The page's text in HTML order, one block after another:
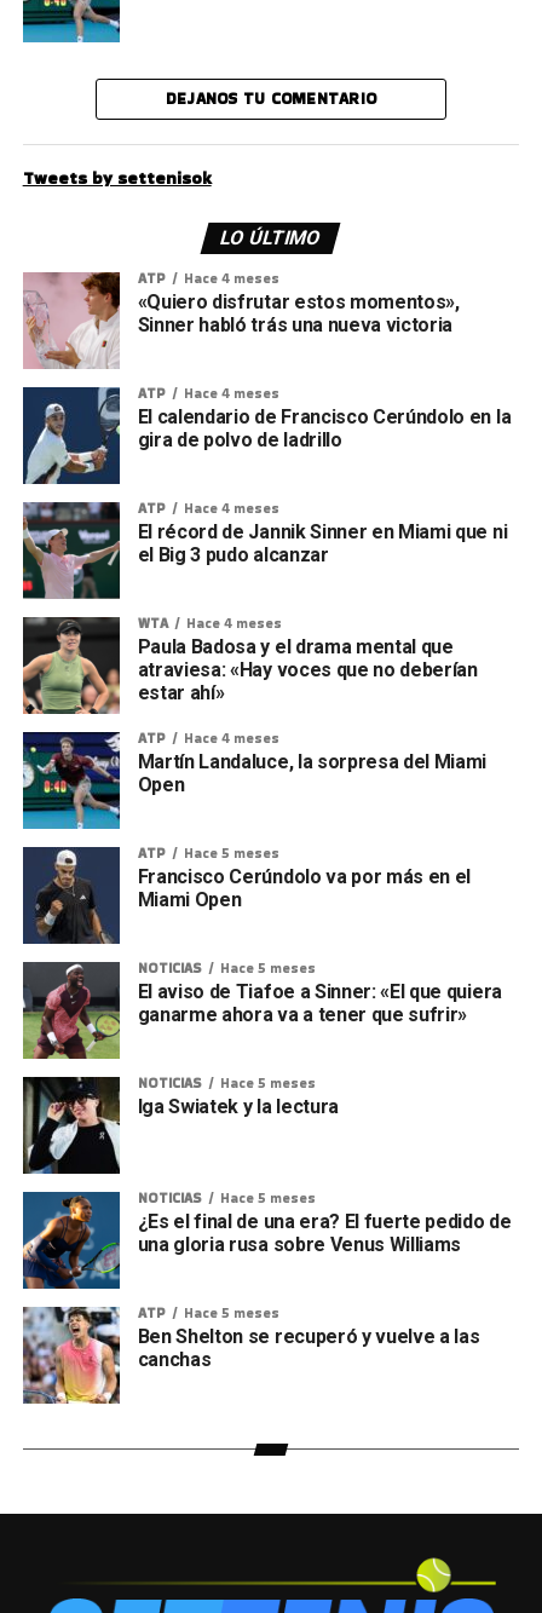
DEJANOS TU COMENTARIO
Tweets by settenisok
LO ÚLTIMO
ATP Hace 4 meses
«Quiero disfrutar estos momentos»,
Sinner habló trás una nueva victoria
ATP Hace 4 meses
El calendario de Francisco Cerúndolo en la
gira de polvo de ladrillo
ATP Hace 4 meses
El récord de Jannik Sinner en Miami que ni
el Big 3 pudo alcanzar
WTA Hace 4 meses
Paula Badosa y el drama mental que
atraviesa: «Hay voces que no deberían
estar ahí»
ATP Hace 4 meses
Martín Landaluce, la sorpresa del Miami
Open
ATP Hace 5 meses
Francisco Cerúndolo va por más en el
Miami Open
NOTICIAS Hace 5 meses
El aviso de Tiafoe a Sinner: «El que quiera
ganarme ahora va a tener que sufrir»
NOTICIAS Hace 5 meses
Iga Swiatek y la lectura
NOTICIAS Hace 5 meses
¿Es el final de una era? El fuerte pedido de
una gloria rusa sobre Venus Williams
ATP Hace 5 meses
Ben Shelton se recuperó y vuelve a las
canchas